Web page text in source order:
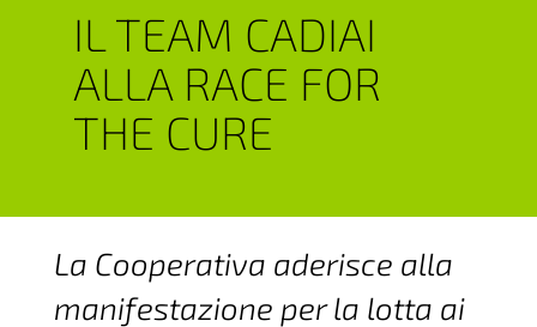
IL TEAM CADIAI
ALLA RACE FOR
THE CURE
La Cooperativa aderisce alla
manifestazione per la lotta ai